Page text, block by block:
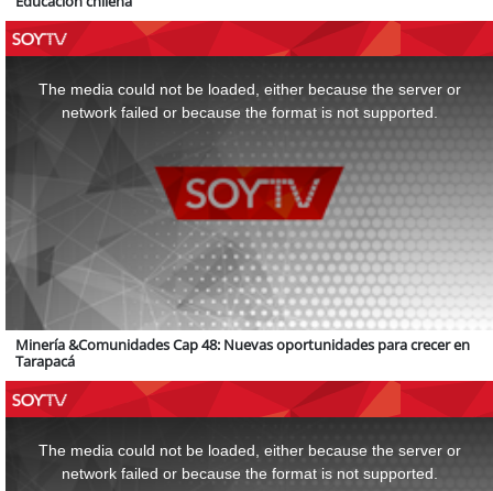
The media could not be loaded, either because the server or
network failed or because the format is not supported.
Minería &Comunidades Cap 48: Nuevas oportunidades para crecer en
Tarapacá
The media could not be loaded, either because the server or
network failed or because the format is not supported.